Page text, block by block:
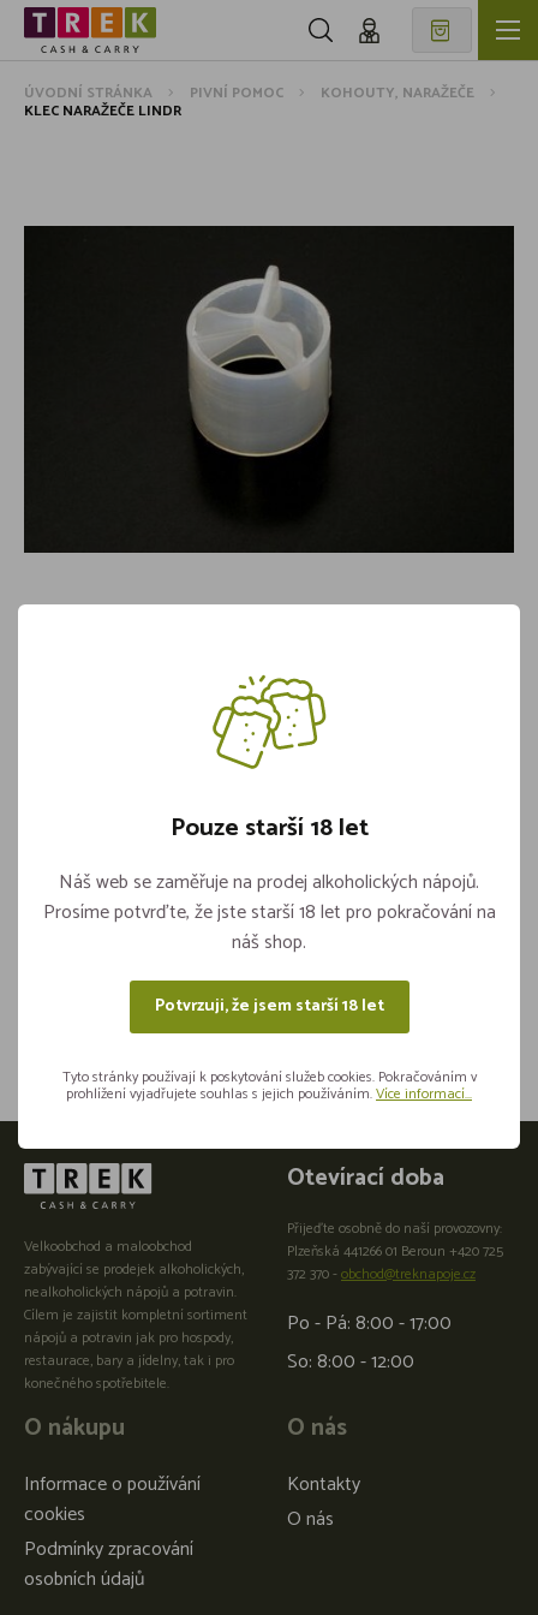
ÚVODNÍ STRÁNKA PIVNÍ POMOC KOHOUTY, NARAŽEČE
KLEC NARAŽEČE LINDR
Klec naražeče LINDR
Vložit do košíku
Sdílejte na sítích
Velkoobchod a maloobchod
zabývající se prodejek alkoholických,
nealkoholických nápojů a potravin.
Cílem je zajistit kompletní sortiment
nápojů a potravin jak pro hospody,
restaurace, bary a jídelny, tak i pro
konečného spotřebitele.
O nákupu
Informace o používání
cookies
Podmínky zpracování
osobních údajů
O nás
Kontakty
O nás
Otevírací doba
Přijeďte osobně do naší provozovny:
Plzeňská 441266 01 Beroun +420 725
372 370 -obchod@treknapoje.cz
Po - Pá: 8:00 - 17:00
So: 8:00 - 12:00
Pouze starší 18 let
Náš web se zaměřuje na prodej alkoholických nápojů.
Prosíme potvrďte, že jste starší 18 let pro pokračování na
náš shop.
Potvrzuji, že jsem starší 18 let
Tyto stránky používají k poskytování služeb cookies. Pokračováním v
prohlížení vyjadřujete souhlas s jejich používáním.Více informací...